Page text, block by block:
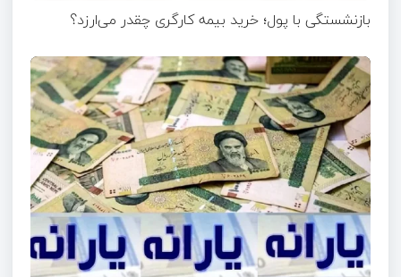
بازنشستگی با پول؛ خرید بیمه کارگری چقدر می‌ارزد؟